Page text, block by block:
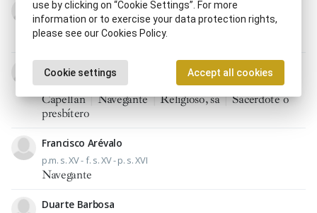
Francisco de Aranda
u.t. s. XV - 1493
Navegante
Juan de Areizaga Guevara
c. 1500 - s. XVI
Capellán|Navegante|Religioso, sa|Sacerdote o
presbítero
Francisco Arévalo
p.m. s. XV - f. s. XV - p. s. XVI
Navegante
Duarte Barbosa
use by clicking on “Cookie Settings”. For more
information or to exercise your data protection rights,
please see our Cookies Policy.
Cookie settings Accept all cookies